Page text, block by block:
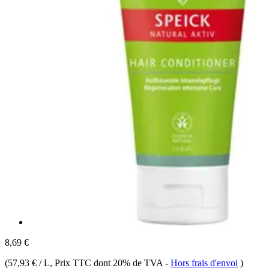
8,69 €
(57,93 € / L, Prix TTC dont 20% de TVA - Hors frais d'envoi )